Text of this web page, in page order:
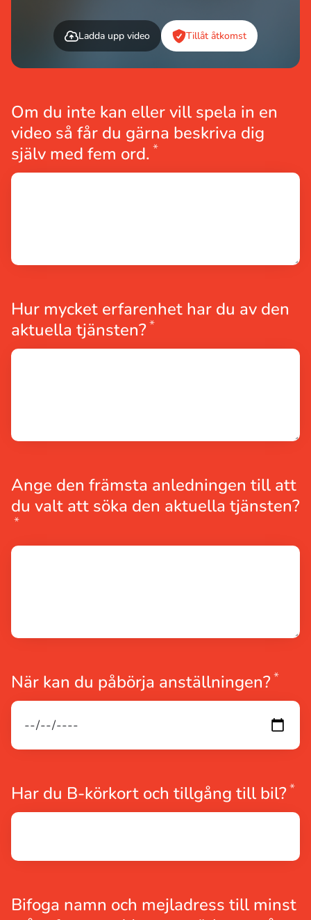
Ladda upp video Tillåt åtkomst
Om du inte kan eller vill spela in en
video så får du gärna beskriva dig
själv med fem ord. *Obligatoriskt
Hur mycket erfarenhet har du av den
aktuella tjänsten?*Obligatoriskt
Ange den främsta anledningen till att
du valt att söka den aktuella tjänsten?
*Obligatoriskt
När kan du påbörja anställningen?*
Har du B-körkort och tillgång till bil?*
Bifoga namn och mejladress till minst